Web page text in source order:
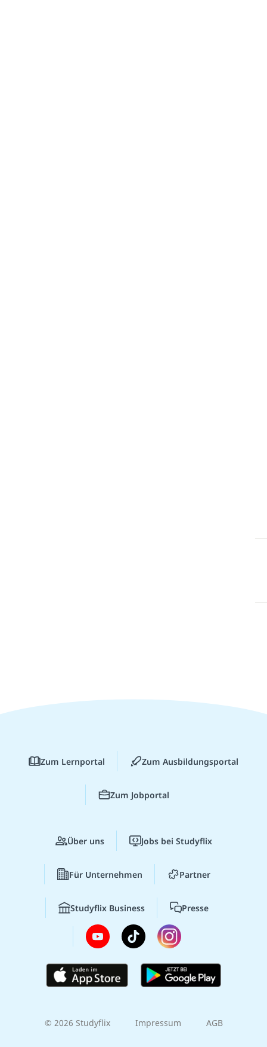
Zum Lernportal Zum Ausbildungsportal
Zum Jobportal
Über uns Jobs bei Studyflix
Für Unternehmen Partner
Studyflix Business Presse
© 2026 Studyflix Impressum AGB